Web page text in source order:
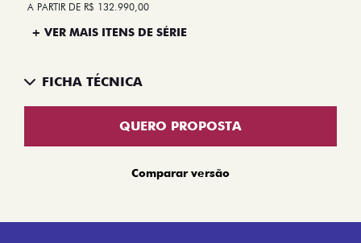
A PARTIR DE R$ 132.990,00
+ VER MAIS ITENS DE SÉRIE
FICHA TÉCNICA
QUERO PROPOSTA
Comparar versão